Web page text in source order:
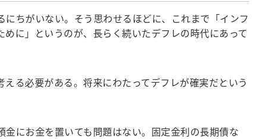
ちがいない。そう思わせるほどに、これまで「インフ
に」というのが、長らく続いたデフレの時代にあって
る必要がある。将来にわたってデフレが確実だという
にお金を置いても問題はない。固定金利の長期債な